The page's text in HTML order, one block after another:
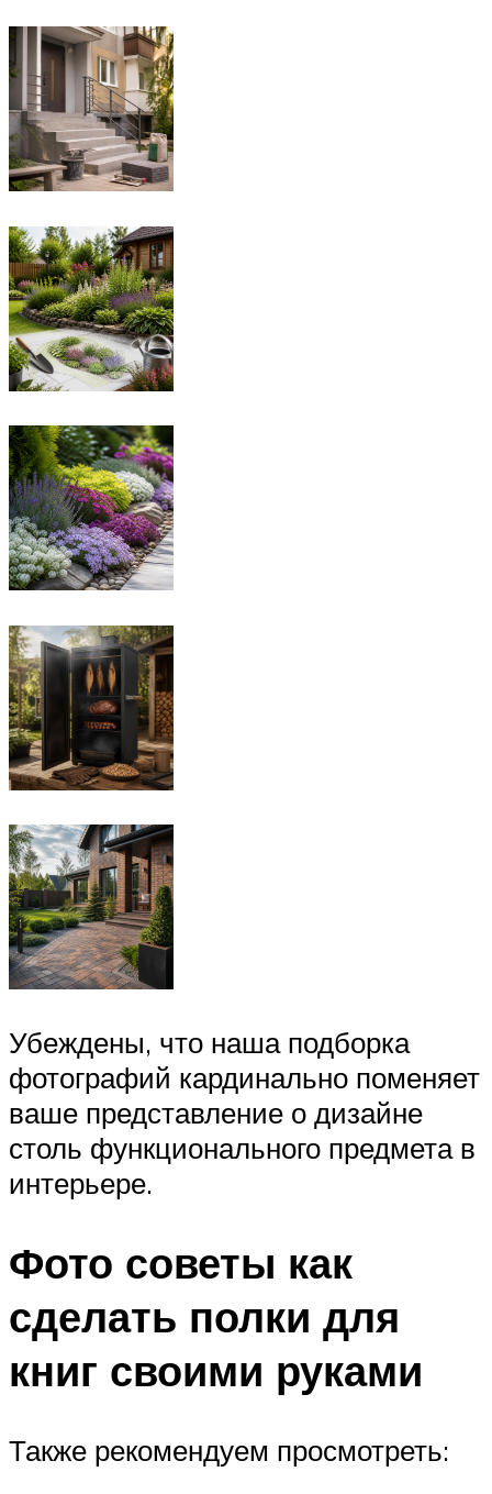
Убеждены, что наша подборка
фотографий кардинально поменяет
ваше представление о дизайне
столь функционального предмета в
интерьере.
Фото советы как
сделать полки для
книг своими руками
Также рекомендуем просмотреть: